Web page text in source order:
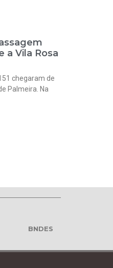
a Vila Rosa
chegaram de
Palmeira. Na
BNDES